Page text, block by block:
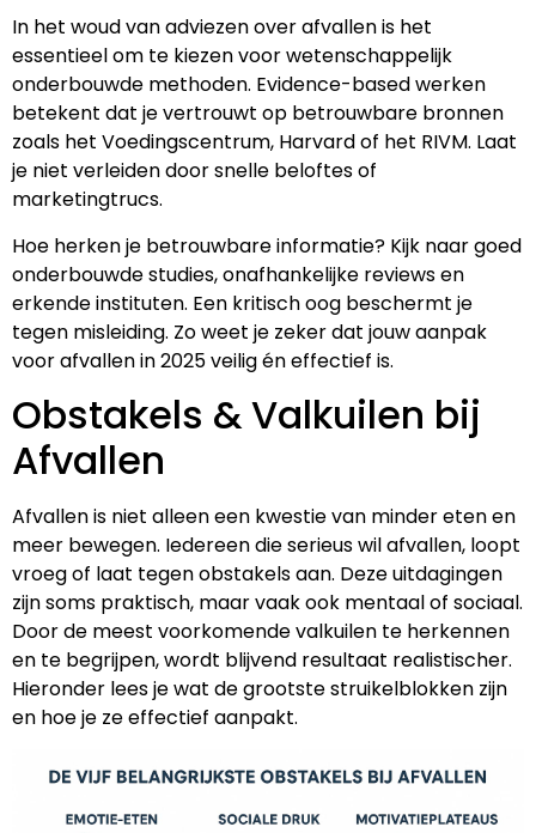
In het woud van adviezen over afvallen is het
essentieel om te kiezen voor wetenschappelijk
onderbouwde methoden. Evidence-based werken
betekent dat je vertrouwt op betrouwbare bronnen
zoals het Voedingscentrum, Harvard of het RIVM. Laat
je niet verleiden door snelle beloftes of
marketingtrucs.
Hoe herken je betrouwbare informatie? Kijk naar goed
onderbouwde studies, onafhankelijke reviews en
erkende instituten. Een kritisch oog beschermt je
tegen misleiding. Zo weet je zeker dat jouw aanpak
voor afvallen in 2025 veilig én effectief is.
Obstakels & Valkuilen bij
Afvallen
Afvallen is niet alleen een kwestie van minder eten en
meer bewegen. Iedereen die serieus wil afvallen, loopt
vroeg of laat tegen obstakels aan. Deze uitdagingen
zijn soms praktisch, maar vaak ook mentaal of sociaal.
Door de meest voorkomende valkuilen te herkennen
en te begrijpen, wordt blijvend resultaat realistischer.
Hieronder lees je wat de grootste struikelblokken zijn
en hoe je ze effectief aanpakt.